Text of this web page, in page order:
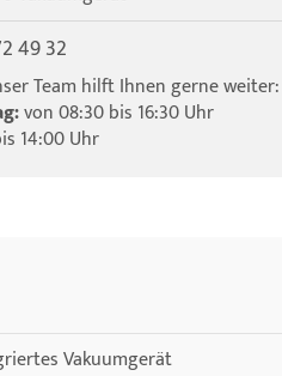
49 32
Team hilft Ihnen gerne weiter:
von 08:30 bis 16:30 Uhr
14:00 Uhr
Vakuumgerät